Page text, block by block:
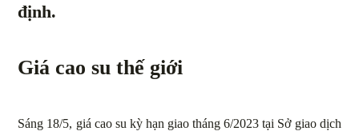
định.
Giá cao su thế giới
Sáng 18/5, giá cao su kỳ hạn giao tháng 6/2023 tại Sở giao dịch